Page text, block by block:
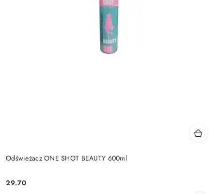
Odświeżacz ONE SHOT BEAUTY 600ml
Cena:
29.70